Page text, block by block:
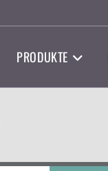
PRODUKTE